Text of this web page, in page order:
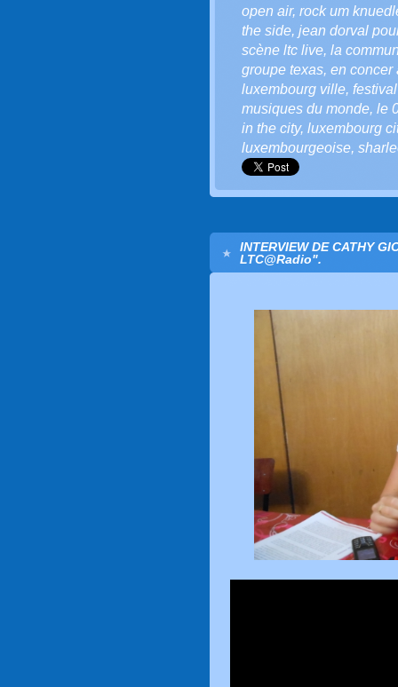
open air, rock um
the side, jean dorval
scène ltc live, la
groupe texas, en concer
luxembourg ville,
musiques du monde, le
in the city, luxembourg
luxembourgeoise,
INTERVIEW DE CATHY
LTC@Radio".